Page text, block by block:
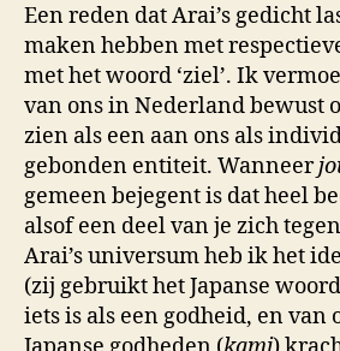
Een reden dat Arai’s gedicht
maken hebben met
met het woord ‘ziel’. Ik
van ons in Nederland bewust
zien als een aan ons als
gebonden entiteit. Wanneer
gemeen bejegent is dat heel
alsof een deel van je zich
Arai’s universum heb ik het
(zij gebruikt het Japanse woord
iets is als een godheid, en van